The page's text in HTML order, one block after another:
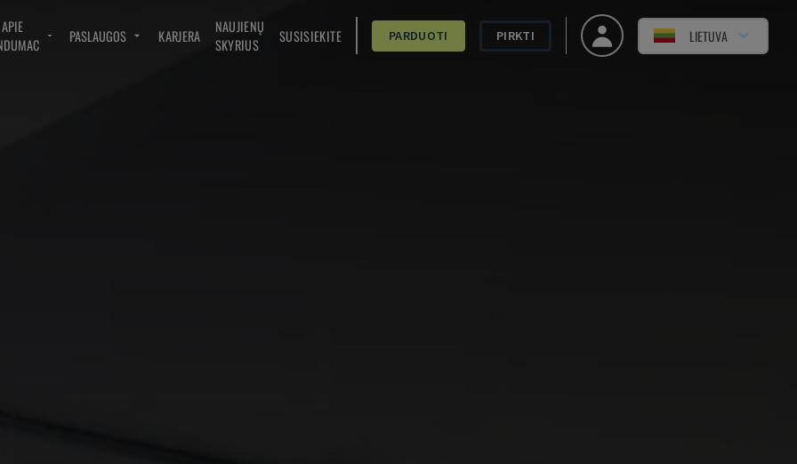
APIE
PASLAUGOS KARJERA
NAUJIENŲ
SKYRIUS
SUSISIEKITE PARDUOTI PIRKTI LIETUVA